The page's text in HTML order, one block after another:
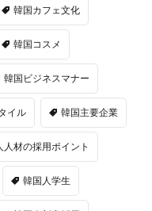
韓国カフェ文化
韓国コスメ
韓国ビジネスマナー
イル 韓国主要企業
人材の採用ポイント
韓国人学生